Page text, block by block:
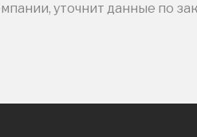
уточнит данные по